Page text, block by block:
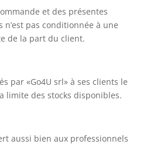
et des présentes
pas conditionnée à une
de la part du client.
par «Go4U srl» à ses clients le
limite des stocks disponibles.
aussi bien aux professionnels